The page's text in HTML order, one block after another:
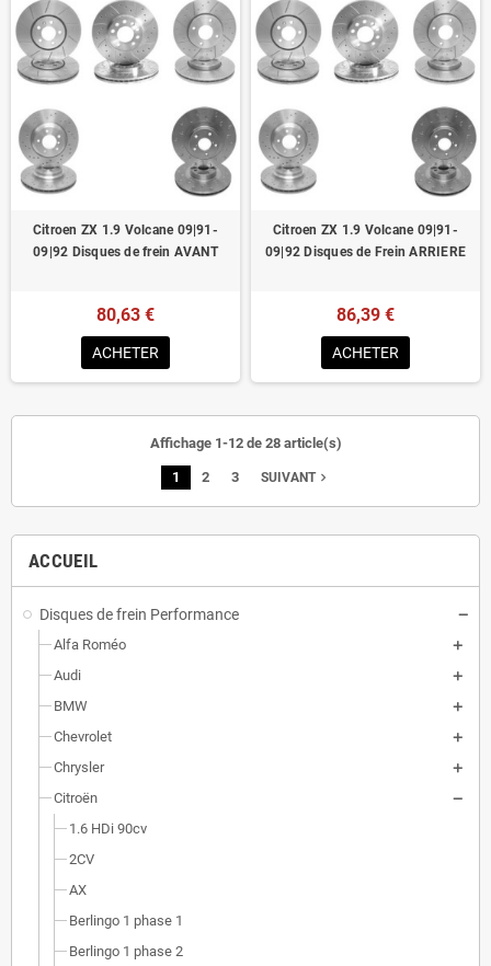
ACCUEIL
Disques de frein Performance
Alfa Roméo
Audi
BMW
Chevrolet
Chrysler
Citroën
1.6 HDi 90cv
2CV
AX
Berlingo 1 phase 1
Berlingo 1 phase 2
Citroen ZX 1.9 Volcane 09|91-
09|92 Disques de frein AVANT
80,63 €
ACHETER
Citroen ZX 1.9 Volcane 09|91-
09|92 Disques de Frein ARRIERE
86,39 €
ACHETER
Affichage 1-12 de 28 article(s)
1 2 3 SUIVANTnavigate_next